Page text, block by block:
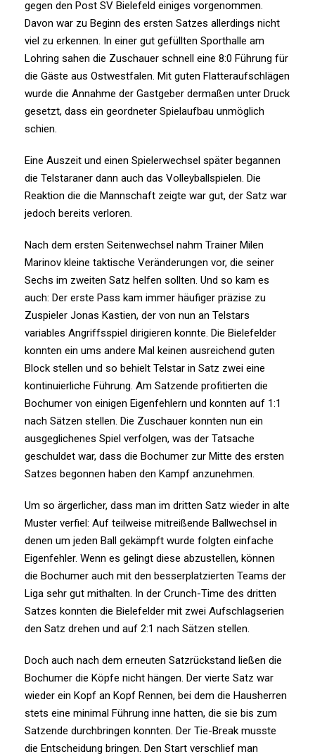
gegen den Post SV Bielefeld einiges vorgenommen.
Davon war zu Beginn des ersten Satzes allerdings nicht
viel zu erkennen. In einer gut gefüllten Sporthalle am
Lohring sahen die Zuschauer schnell eine 8:0 Führung für
die Gäste aus Ostwestfalen. Mit guten Flatteraufschlägen
wurde die Annahme der Gastgeber dermaßen unter Druck
gesetzt, dass ein geordneter Spielaufbau unmöglich
schien.
Eine Auszeit und einen Spielerwechsel später begannen
die Telstaraner dann auch das Volleyballspielen. Die
Reaktion die die Mannschaft zeigte war gut, der Satz war
jedoch bereits verloren.
Nach dem ersten Seitenwechsel nahm Trainer Milen
Marinov kleine taktische Veränderungen vor, die seiner
Sechs im zweiten Satz helfen sollten. Und so kam es
auch: Der erste Pass kam immer häufiger präzise zu
Zuspieler Jonas Kastien, der von nun an Telstars
variables Angriffsspiel dirigieren konnte. Die Bielefelder
konnten ein ums andere Mal keinen ausreichend guten
Block stellen und so behielt Telstar in Satz zwei eine
kontinuierliche Führung. Am Satzende profitierten die
Bochumer von einigen Eigenfehlern und konnten auf 1:1
nach Sätzen stellen. Die Zuschauer konnten nun ein
ausgeglichenes Spiel verfolgen, was der Tatsache
geschuldet war, dass die Bochumer zur Mitte des ersten
Satzes begonnen haben den Kampf anzunehmen.
Um so ärgerlicher, dass man im dritten Satz wieder in alte
Muster verfiel: Auf teilweise mitreißende Ballwechsel in
denen um jeden Ball gekämpft wurde folgten einfache
Eigenfehler. Wenn es gelingt diese abzustellen, können
die Bochumer auch mit den besserplatzierten Teams der
Liga sehr gut mithalten. In der Crunch-Time des dritten
Satzes konnten die Bielefelder mit zwei Aufschlagserien
den Satz drehen und auf 2:1 nach Sätzen stellen.
Doch auch nach dem erneuten Satzrückstand ließen die
Bochumer die Köpfe nicht hängen. Der vierte Satz war
wieder ein Kopf an Kopf Rennen, bei dem die Hausherren
stets eine minimal Führung inne hatten, die sie bis zum
Satzende durchbringen konnten. Der Tie-Break musste
die Entscheidung bringen. Den Start verschlief man